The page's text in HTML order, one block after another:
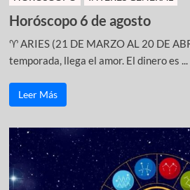
Horóscopo 6 de agosto
♈ ARIES (21 DE MARZO AL 20 DE
temporada, llega el amor. El dinero es ...
Leer Más